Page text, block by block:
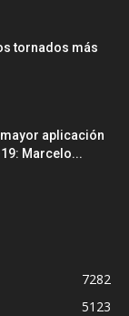
tornados más
aplicación
Marcelo...
7282
5123